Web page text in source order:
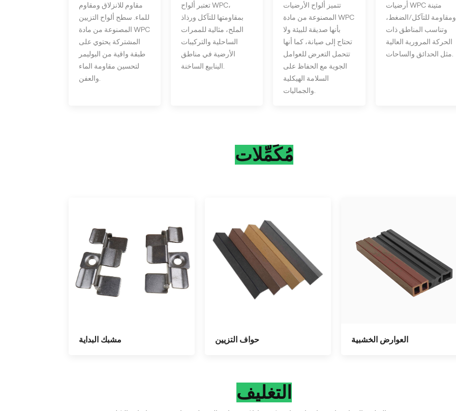
مقاوم للانزلاق ومقاوم
للماء. سطح ألواح التزيين
المصنوعة من مادة WPC
المشتركة يحتوي على
طبقة واقية من البوليمر
لتحسين مقاومة الماء
تعتبر ألواح WPC،
بمقاومتها للتآكل ورذاذ
الملح، مثالية للممرات
الساحلية والتركيبات
الأرضية في مناطق
تتميز ألواح الأرضيات
المصنوعة من مادة WPC
بأنها صديقة للبيئة ولا
تحتاج إلى صيانة، كما أنها
تتحمل التعرض للعوامل
الجوية مع الحفاظ على
السلامة الهيكلية
أرضيات WPC متينة
ومقاومة للتآكل/الضغط،
وتناسب المناطق ذات
الحركة المرورية العالية
مُكَمِّلات
مشبك البداية حواف التزيين العوارض الخشبية
التغليف